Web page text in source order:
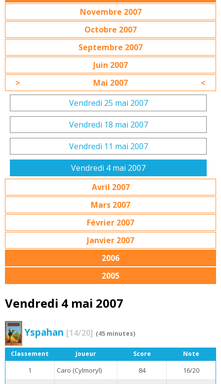
Novembre 2007
Octobre 2007
Septembre 2007
Juin 2007
Mai 2007
Vendredi 25 mai 2007
Vendredi 18 mai 2007
Vendredi 11 mai 2007
Vendredi 4 mai 2007
Avril 2007
Mars 2007
Février 2007
Janvier 2007
2006
2005
Vendredi 4 mai 2007
Yspahan [14/20] (45 minutes)
Classement Joueur Score Note
1 Caro (Cylmoryl) 84 16/20